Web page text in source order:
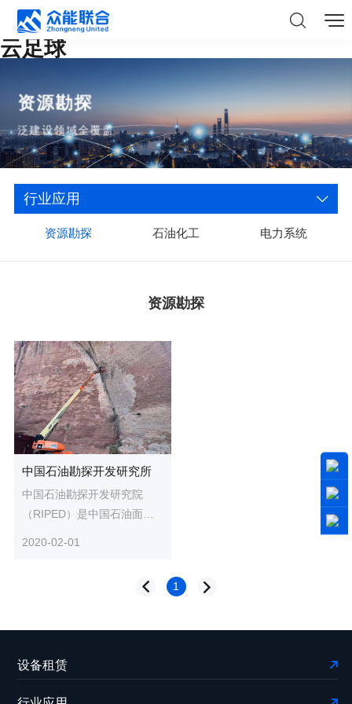
云足球
资源勘探
泛建设领域全覆盖
行业应用
资源勘探 石油化工 电力系统
资源勘探
中国石油勘探开发研究所
中国石油勘探开发研究院
（RIPED）是中国石油面向
2020-02-01
1
设备租赁